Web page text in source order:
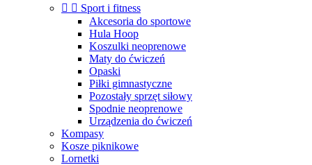
  Sport i fitness
Akcesoria do sportowe
Hula Hoop
Koszulki neoprenowe
Maty do ćwiczeń
Opaski
Piłki gimnastyczne
Pozostały sprzęt siłowy
Spodnie neoprenowe
Urządzenia do ćwiczeń
Kompasy
Kosze piknikowe
Lornetki